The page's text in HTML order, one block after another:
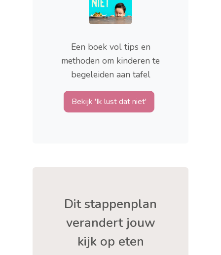
Een boek vol tips en
methoden om kinderen te
begeleiden aan tafel
Bekijk 'Ik lust dat niet'
Dit stappenplan
verandert jouw
kijk op eten